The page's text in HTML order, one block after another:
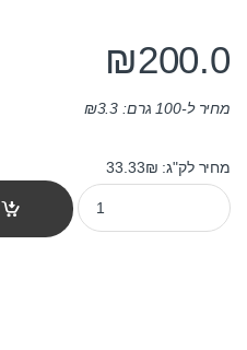
₪200.0
מחיר ל-100 גרם: ₪3.3
מחיר לק"ג: 33.33₪
מזון כלבים פלטזור פרסטיז' פאפי 6 ק"ג quantity